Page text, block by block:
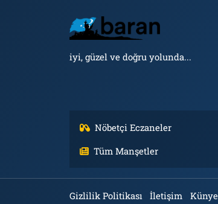
iyi, güzel ve doğru yolunda...
Nöbetçi Eczaneler
Tüm Manşetler
Gizlilik Politikası İletişim Künye